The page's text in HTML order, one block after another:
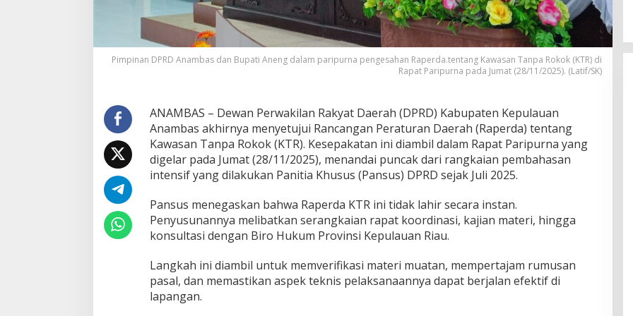
R
o
k
k
P
e
r
d
a
Pimpinan DPRD Anambas dan Bupati Aneng dalam paripurna pengesahan Raperda.tentang Kawasan Tanpa Rokok (KTR) di
Rapat Paripurna pada Jumat (28/11/2025). (Latif/SK)
ANAMBAS – Dewan Perwakilan Rakyat Daerah (DPRD) Kabupaten Kepulauan
Anambas akhirnya menyetujui Rancangan Peraturan Daerah (Raperda) tentang
Kawasan Tanpa Rokok (KTR). Kesepakatan ini diambil dalam Rapat Paripurna yang
digelar pada Jumat (28/11/2025), menandai puncak dari rangkaian pembahasan
intensif yang dilakukan Panitia Khusus (Pansus) DPRD sejak Juli 2025.
Pansus menegaskan bahwa Raperda KTR ini tidak lahir secara instan.
Penyusunannya melibatkan serangkaian rapat koordinasi, kajian materi, hingga
konsultasi dengan Biro Hukum Provinsi Kepulauan Riau.
Langkah ini diambil untuk memverifikasi materi muatan, mempertajam rumusan
pasal, dan memastikan aspek teknis pelaksanaannya dapat berjalan efektif di
lapangan.